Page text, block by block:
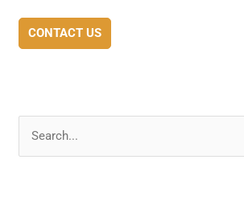
CONTACT US